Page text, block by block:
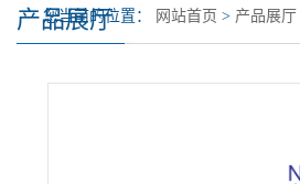
产品展厅
您当前的位置： 网站首页 > 产品展厅